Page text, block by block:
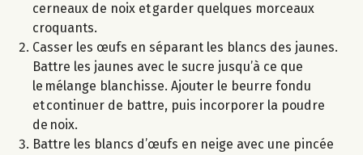
cerneaux de noix et garder quelques morceaux
croquants.
Casser les œufs en séparant les blancs des jaunes.
Battre les jaunes avec le sucre jusqu’à ce que
le mélange blanchisse. Ajouter le beurre fondu
et continuer de battre, puis incorporer la poudre
de noix.
Battre les blancs d’œufs en neige avec une pincée